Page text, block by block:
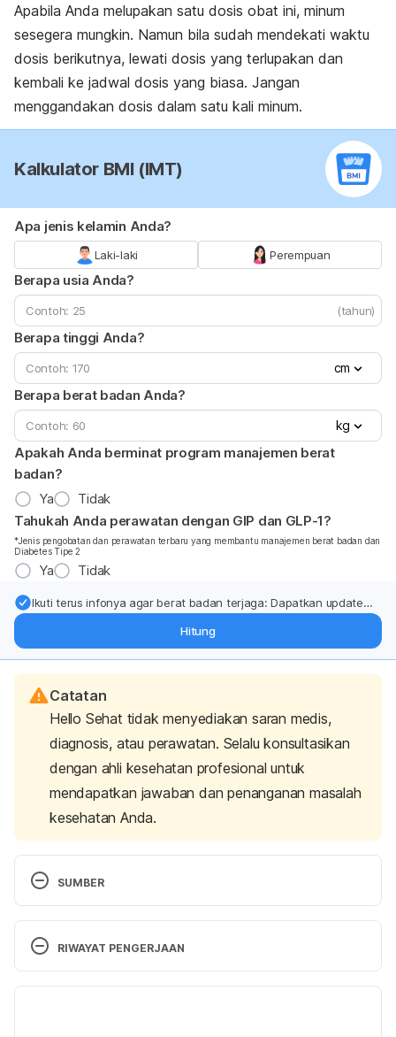
Apabila Anda melupakan satu dosis obat ini, minum
sesegera mungkin. Namun bila sudah mendekati waktu
dosis berikutnya, lewati dosis yang terlupakan dan
kembali ke jadwal dosis yang biasa. Jangan
menggandakan dosis dalam satu kali minum.
Kalkulator BMI (IMT)
Apa jenis kelamin Anda?
Laki-laki Perempuan
Berapa usia Anda?
(tahun)
Berapa tinggi Anda?
cm
Berapa berat badan Anda?
kg
Apakah Anda berminat program manajemen berat
badan?
Ya
Tidak
Tahukah Anda perawatan dengan GIP dan GLP-1?
*Jenis pengobatan dan perawatan terbaru yang membantu manajemen berat badan dan
Diabetes Tipe 2
Ya Tidak
Ikuti terus infonya agar berat badan terjaga: Dapatkan update
Hitung
Catatan
Hello Sehat tidak menyediakan saran medis,
diagnosis, atau perawatan. Selalu konsultasikan
dengan ahli kesehatan profesional untuk
mendapatkan jawaban dan penanganan masalah
kesehatan Anda.
SUMBER
http://mims.com/Indonesia/Home/GatewaySubscrip
tion/?generic=Liraglutide Accessed February 18th,
RIWAYAT PENGERJAAN